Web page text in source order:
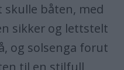
båten, med
sikker og lettstelt
og solsenga forut
til en stilfull